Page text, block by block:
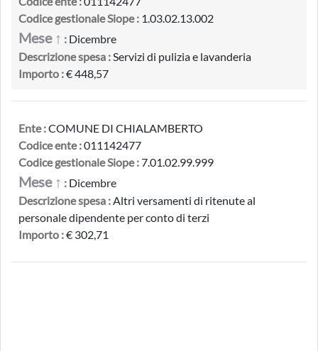
Codice gestionale Siope : 1.03.02.13.002
Mese ↑ : Dicembre
Descrizione spesa :Servizi di pulizia e lavanderia
Importo :€ 448,57
Ente :COMUNE DI CHIALAMBERTO
Codice ente :011142477
Codice gestionale Siope :7.01.02.99.999
Mese ↑ : Dicembre
Descrizione spesa :Altri versamenti di ritenute al
personale dipendente per conto di terzi
Importo :€ 302,71